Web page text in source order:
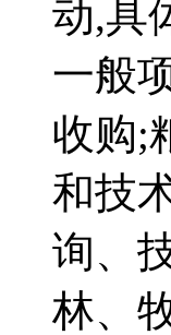
动,具
一般
收购;
和技
询、
林、